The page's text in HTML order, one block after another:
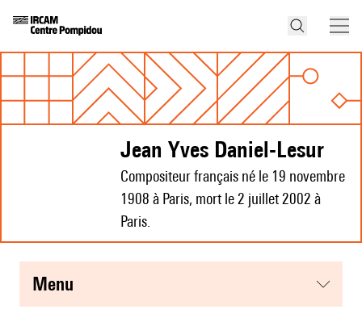
Jean Yves Daniel-Lesur
Compositeur français né le 19 novembre
1908 à Paris, mort le 2 juillet 2002 à
Paris.
menu